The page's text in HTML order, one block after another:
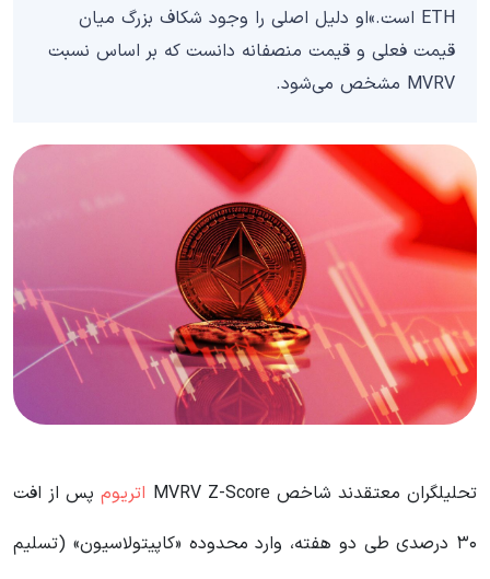
ETH است.»او دلیل اصلی را وجود شکاف بزرگ میان
قیمت فعلی و قیمت منصفانه دانست که بر اساس نسبت
MVRV مشخص می‌شود.
تحلیلگران معتقدند شاخص MVRV Z-Score اتریومپس از افت
۳۰ درصدی طی دو هفته، وارد محدوده «کاپیتولاسیون» (تسلیم